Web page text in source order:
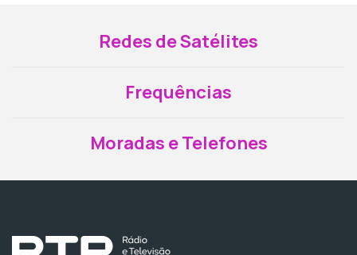
Redes de Satélites
Frequências
Moradas e Telefones